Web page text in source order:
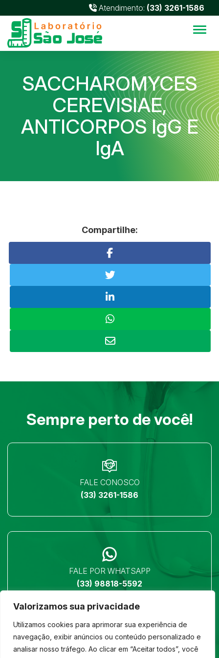
Valorizamos sua privacidade
Utilizamos cookies para aprimorar sua experiência de
navegação, exibir anúncios ou conteúdo personalizado e
analisar nosso tráfego. Ao clicar em “Aceitar todos”, você
Atendimento: (33) 3261-1586
SACCHAROMYCES
CEREVISIAE,
ANTICORPOS IgG E
IgA
Compartilhe:
Sempre perto de você!
FALE CONOSCO
(33) 3261-1586
FALE POR WHATSAPP
(33) 98818-5592